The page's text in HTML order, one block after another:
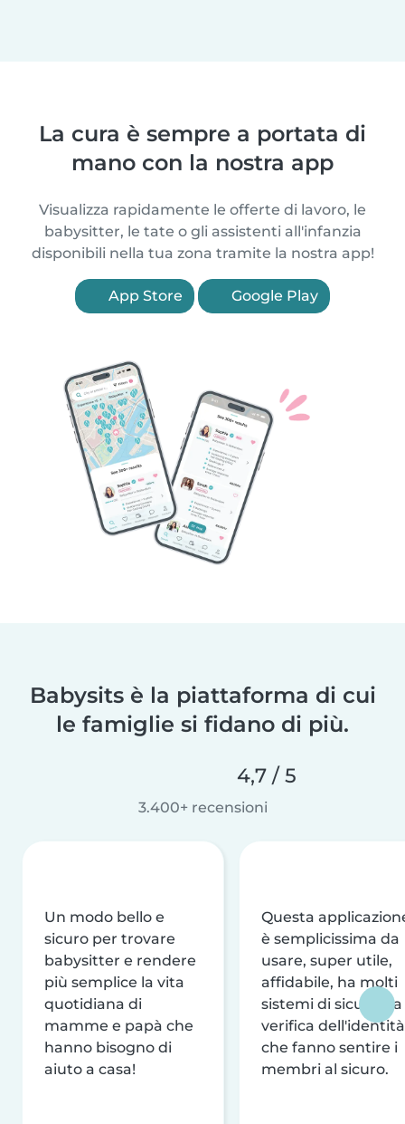
La cura è sempre a portata di
mano con la nostra app
Visualizza rapidamente le offerte di lavoro, le
babysitter, le tate o gli assistenti all'infanzia
disponibili nella tua zona tramite la nostra app!
App Store Google Play
Babysits è la piattaforma di cui
le famiglie si fidano di più.
4,7 / 5
3.400+ recensioni
Un modo bello e
sicuro per trovare
babysitter e rendere
più semplice la vita
quotidiana di
mamme e papà che
hanno bisogno di
aiuto a casa!
Questa
è semplicissima da
usare, super utile,
affidabile, ha molti
sistemi di sicurezza
verifica dell'identità
che fanno sentire i
membri al sicuro.